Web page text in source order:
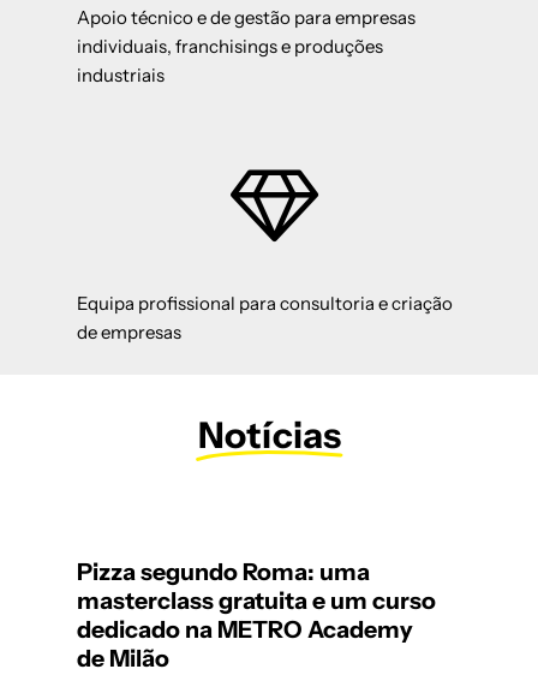
Apoio técnico e de gestão para empresas
individuais, franchisings e produções
industriais
Equipa profissional para consultoria e criação
de empresas
Notícias
Pizza segundo Roma: uma
masterclass gratuita e um curso
dedicado na METRO Academy
de Milão